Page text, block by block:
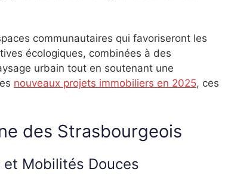
communautaires qui favoriseront les
écologiques, combinées à des
urbain tout en soutenant une
nouveaux projets immobiliers en 2025, ces
des Strasbourgeois
Mobilités Douces